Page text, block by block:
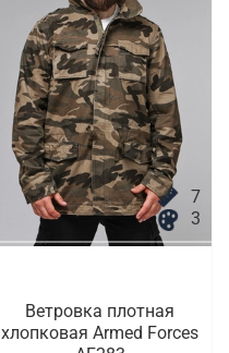
7
3
Ветровка плотная
хлопковая Armed Forces